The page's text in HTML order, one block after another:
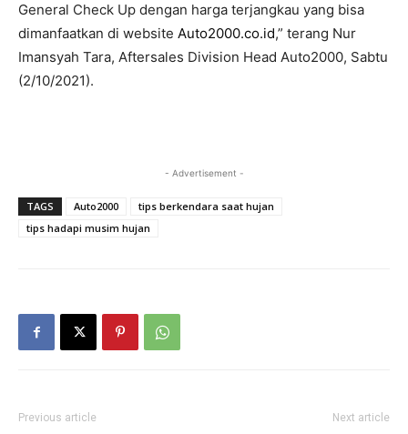
General Check Up dengan harga terjangkau yang bisa
dimanfaatkan di website Auto2000.co.id,” terang Nur
Imansyah Tara, Aftersales Division Head Auto2000, Sabtu
(2/10/2021).
- Advertisement -
TAGS Auto2000
tips berkendara saat hujan
tips hadapi musim hujan
Previous article Next article